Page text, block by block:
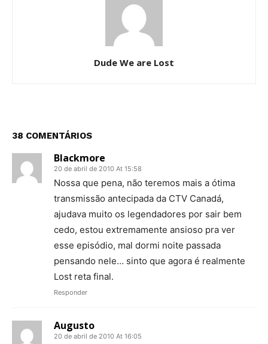
Dude We are Lost
38 COMENTÁRIOS
Blackmore
20 de abril de 2010 At 15:58
Nossa que pena, não teremos mais a ótima
transmissão antecipada da CTV Canadá,
ajudava muito os legendadores por sair bem
cedo, estou extremamente ansioso pra ver
esse episódio, mal dormi noite passada
pensando nele… sinto que agora é realmente
Lost reta final.
Responder
Augusto
20 de abril de 2010 At 16:05